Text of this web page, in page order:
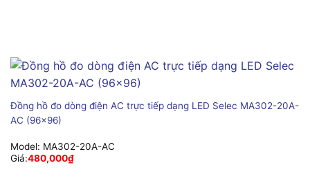
Đồng hồ đo dòng điện AC trực tiếp dạng LED Selec MA302-20A-
AC (96×96)
Model: MA302-20A-AC
Giá:480,000₫